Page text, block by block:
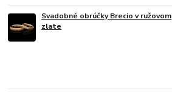
Svadobné obrúčky Brecio v ružovom
zlate